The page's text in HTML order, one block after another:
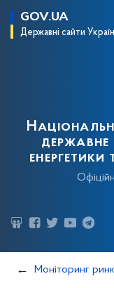
GOV.UA
Державні сайти
державне